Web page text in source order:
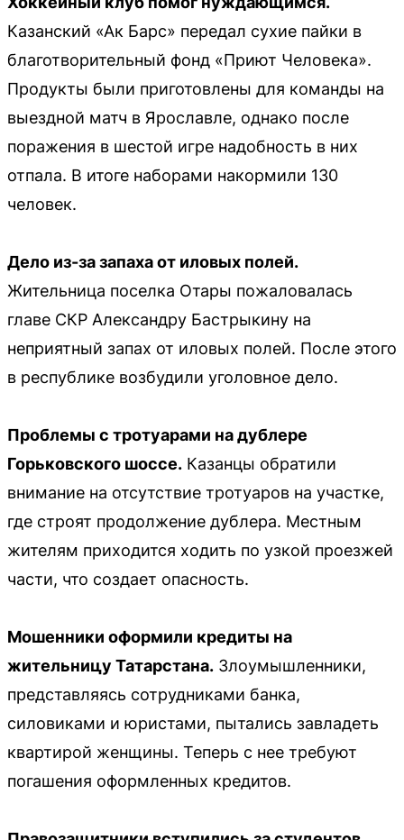
Казанский «Ак Барс» передал сухие пайки в
благотворительный фонд «Приют Человека».
Продукты были приготовлены для команды на
выездной матч в Ярославле, однако после
поражения в шестой игре надобность в них
отпала. В итоге наборами накормили 130
человек.
Дело из-за запаха от иловых полей.
Жительница поселка Отары пожаловалась
главе СКР Александру Бастрыкину на
неприятный запах от иловых полей. После этого
в республике возбудили уголовное дело.
Проблемы с тротуарами на дублере
Горьковского шоссе. Казанцы обратили
внимание на отсутствие тротуаров на участке,
где строят продолжение дублера. Местным
жителям приходится ходить по узкой проезжей
части, что создает опасность.
Мошенники оформили кредиты на
жительницу Татарстана. Злоумышленники,
представляясь сотрудниками банка,
силовиками и юристами, пытались завладеть
квартирой женщины. Теперь с нее требуют
погашения оформленных кредитов.